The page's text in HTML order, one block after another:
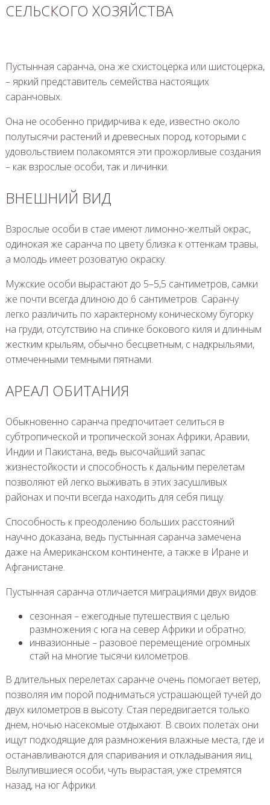
СЕЛЬСКОГО ХОЗЯЙСТВА
Пустынная саранча, она же схистоцерка или шистоцерка,
– яркий представитель семейства настоящих
саранчовых.
Она не особенно придирчива к еде, известно около
полутысячи растений и древесных пород, которыми с
удовольствием полакомятся эти прожорливые создания
– как взрослые особи, так и личинки.
ВНЕШНИЙ ВИД
Взрослые особи в стае имеют лимонно-желтый окрас,
одинокая же саранча по цвету близка к оттенкам травы,
а молодь имеет розоватую окраску.
Мужские особи вырастают до 5–5,5 сантиметров, самки
же почти всегда длиною до 6 сантиметров. Саранчу
легко различить по характерному коническому бугорку
на груди, отсутствию на спинке бокового киля и длинным
жестким крыльям, обычно бесцветным, с надкрыльями,
отмеченными темными пятнами.
АРЕАЛ ОБИТАНИЯ
Обыкновенно саранча предпочитает селиться в
субтропической и тропической зонах Африки, Аравии,
Индии и Пакистана, ведь высочайший запас
жизнестойкости и способность к дальним перелетам
позволяют ей легко выживать в этих засушливых
районах и почти всегда находить для себя пищу.
Способность к преодолению больших расстояний
научно доказана, ведь пустынная саранча замечена
даже на Американском континенте, а также в Иране и
Афганистане.
Пустынная саранча отличается миграциями двух видов:
сезонная – ежегодные путешествия с целью
размножения с юга на север Африки и обратно;
инвазионные – разовое перемещение огромных
стай на многие тысячи километров.
В длительных перелетах саранче очень помогает ветер,
позволяя им порой подниматься устрашающей тучей до
двух километров в высоту. Стая передвигается только
днем, ночью насекомые отдыхают. В своих полетах они
ищут подходящие для размножения влажные места, где и
останавливаются для спаривания и откладывания яиц.
Вылупившиеся особи, чуть вырастая, уже стремятся
назад, на юг Африки.